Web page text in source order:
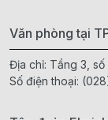
Văn phòng tại
Địa chỉ: Tầng 3, số
Số điện thoại: